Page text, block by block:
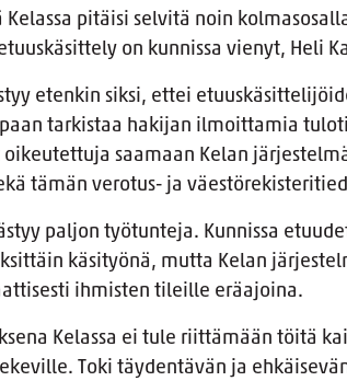
pitäisi selvitä noin
on kunnissa vienyt, Heli
etenkin siksi, ettei
tarkistaa hakijan ilmoittamia
saamaan Kelan
tämän verotus- ja
paljon työtunteja. Kunnissa
käsityönä, mutta Kelan
ihmisten tileille eräajoina.
Kelassa ei tule riittämään töitä
Toki täydentävän ja